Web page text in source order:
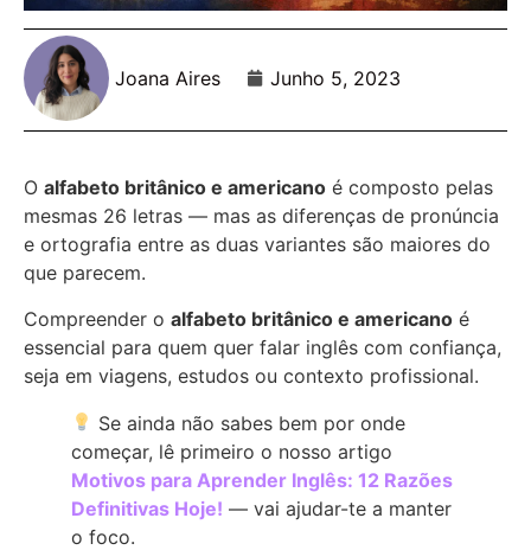
Joana Aires Junho 5, 2023
O alfabeto britânico e americano é composto pelas
mesmas 26 letras — mas as diferenças de pronúncia
e ortografia entre as duas variantes são maiores do
que parecem.
Compreender o alfabeto britânico e americano é
essencial para quem quer falar inglês com confiança,
seja em viagens, estudos ou contexto profissional.
Se ainda não sabes bem por onde
começar, lê primeiro o nosso artigo
Motivos para Aprender Inglês: 12 Razões
Definitivas Hoje! — vai ajudar-te a manter
o foco.